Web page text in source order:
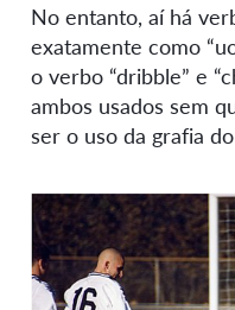
No entanto, aí há
exatamente como
o verbo “dribble” e
ambos usados sem
ser o uso da grafia